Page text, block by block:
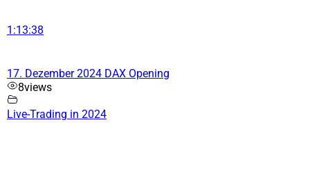
1:13:38
17. Dezember 2024 DAX Opening
8views
Live-Trading in 2024